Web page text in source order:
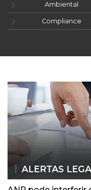
Ambiental
Compliance
ALERTAS